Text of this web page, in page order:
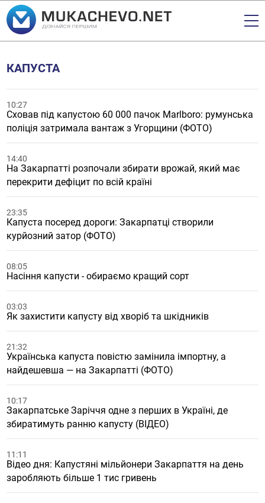
КАПУСТА
10:27
Сховав під капустою 60 000 пачок Marlboro: румунська
поліція затримала вантаж з Угорщини (ФОТО)
14:40
На Закарпатті розпочали збирати врожай, який має
перекрити дефіцит по всій країні
23:35
Капуста посеред дороги: Закарпатці створили
курйозний затор (ФОТО)
08:05
Насіння капусти - обираємо кращий сорт
03:03
Як захистити капусту від хворіб та шкідників
21:32
Українська капуста повістю замінила імпортну, а
найдешевша — на Закарпатті (ФОТО)
10:17
Закарпатське Заріччя одне з перших в Україні, де
збиратимуть ранню капусту (ВІДЕО)
11:11
Відео дня: Капустяні мільйонери Закарпаття на день
заробляють більше 1 тис гривень